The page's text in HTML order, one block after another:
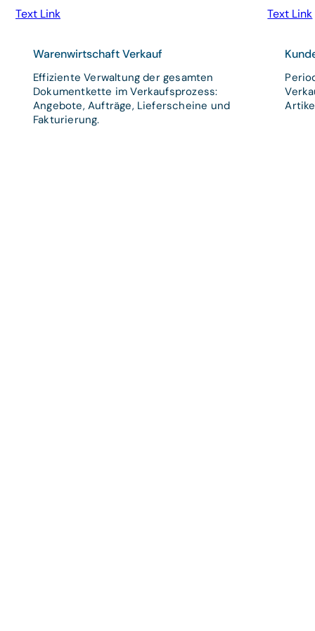
Text Link
Warenwirtschaft Verkauf
Effiziente Verwaltung der gesamten
Dokumentkette im Verkaufsprozess:
Angebote, Aufträge, Lieferscheine und
Fakturierung.
Text Link